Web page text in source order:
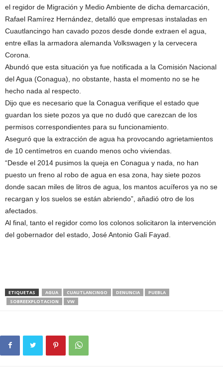
el regidor de Migración y Medio Ambiente de dicha demarcación,
Rafael Ramírez Hernández, detalló que empresas instaladas en
Cuautlancingo han cavado pozos desde donde extraen el agua,
entre ellas la armadora alemanda Volkswagen y la cervecera
Corona.
Abundó que esta situación ya fue notificada a la Comisión Nacional
del Agua (Conagua), no obstante, hasta el momento no se he
hecho nada al respecto.
Dijo que es necesario que la Conagua verifique el estado que
guardan los siete pozos ya que no dudó que carezcan de los
permisos correspondientes para su funcionamiento.
Aseguró que la extracción de agua ha provocando agrietamientos
de 10 centímetros en cuando menos ocho viviendas.
“Desde el 2014 pusimos la queja en Conagua y nada, no han
puesto un freno al robo de agua en esa zona, hay siete pozos
donde sacan miles de litros de agua, los mantos acuíferos ya no se
recargan y los suelos se están abriendo”, añadió otro de los
afectados.
Al final, tanto el regidor como los colonos solicitaron la intervención
del gobernador del estado, José Antonio Gali Fayad.
ETIQUETAS AGUA CUAUTLANCINGO DENUNCIA
PUEBLA
SOBREEXPLOTACION
VW